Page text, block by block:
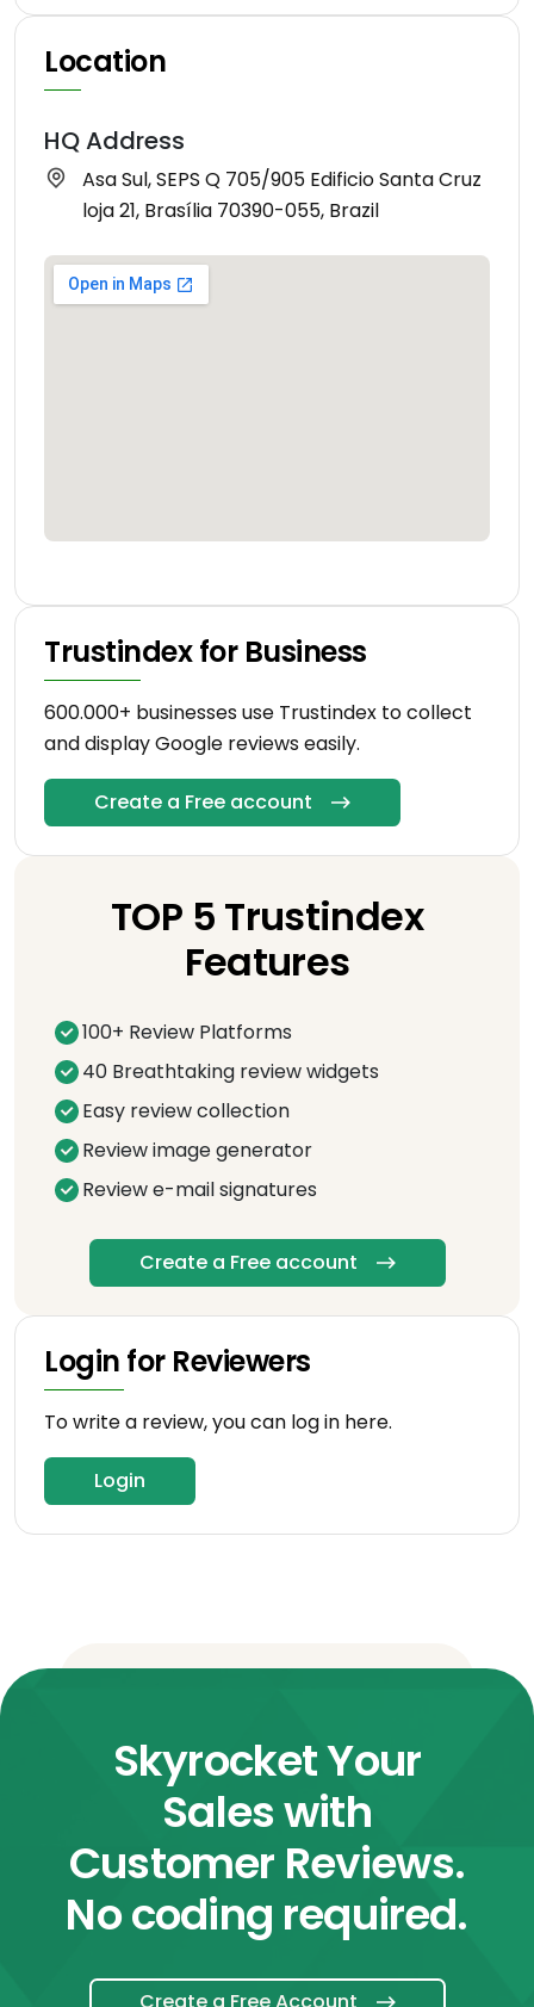
Location
HQ Address
Asa Sul, SEPS Q 705/905 Edificio Santa Cruz
loja 21, Brasília 70390-055, Brazil
Trustindex for Business
600.000+ businesses use Trustindex to collect
and display Google reviews easily.
Create a Free account
TOP 5 Trustindex
Features
100+ Review Platforms
40 Breathtaking review widgets
Easy review collection
Review image generator
Review e-mail signatures
Create a Free account
Login for Reviewers
To write a review, you can log in here.
Login
Skyrocket Your
Sales with
Customer Reviews.
No coding required.
Create a Free Account